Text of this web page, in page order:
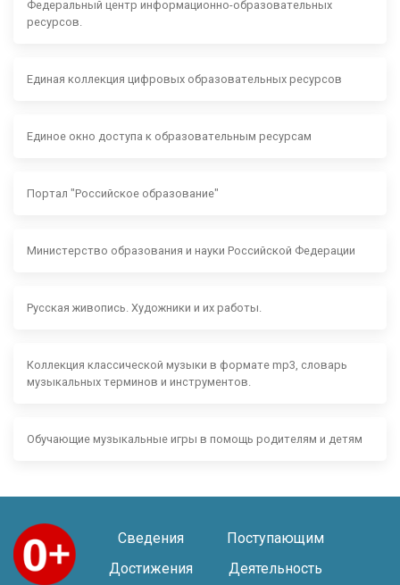
Федеральный центр информационно-образовательных
ресурсов.
Единая коллекция цифровых образовательных ресурсов
Единое окно доступа к образовательным ресурсам
Портал "Российское образование"
Министерство образования и науки Российской Федерации
Русская живопись. Художники и их работы.
Коллекция классической музыки в формате mp3, словарь
музыкальных терминов и инструментов.
Обучающие музыкальные игры в помощь родителям и детям
Сведения
Поступающим
Достижения
Деятельность